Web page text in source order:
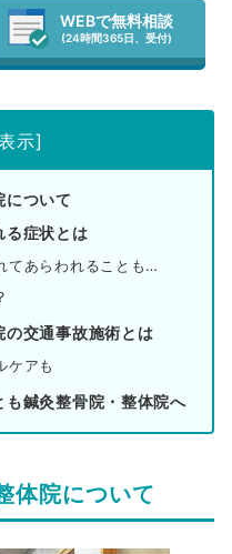
WEBで無料相談
(24時間365日、受付)
示]
について
る症状とは
てあらわれることも…
の交通事故施術とは
ケアも
鍼灸整骨院・整体院へ
体院について